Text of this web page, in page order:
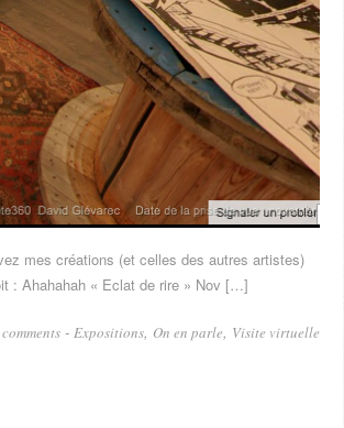
mes créations (et celles des autres artistes)
: Ahahahah « Eclat de rire » Nov […]
- Expositions, On en parle, Visite virtuelledizipal